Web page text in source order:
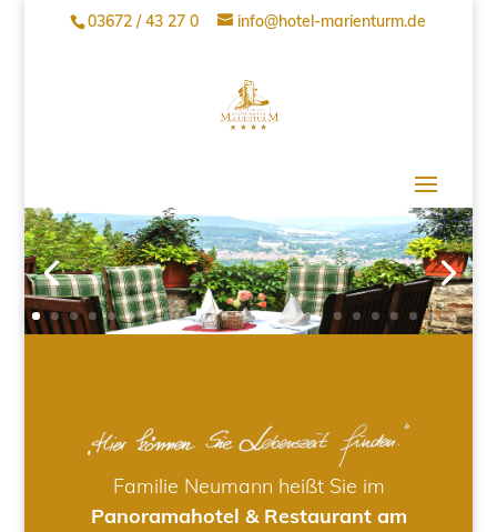
03672 / 43 27 0 info@hotel-marienturm.de
Familie Neumann heißt Sie im
Panoramahotel & Restaurant am